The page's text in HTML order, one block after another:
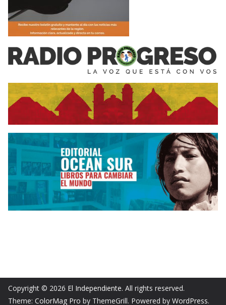
Copyright © 2026 El Independiente. All rights reserved.
Theme: ColorMag Pro by ThemeGrill. Powered by WordPress.